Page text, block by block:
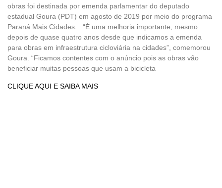
obras foi destinada por emenda parlamentar do deputado
estadual Goura (PDT) em agosto de 2019 por meio do programa
Paraná Mais Cidades. “É uma melhoria importante, mesmo
depois de quase quatro anos desde que indicamos a emenda
para obras em infraestrutura cicloviária na cidades”, comemorou
Goura. “Ficamos contentes com o anúncio pois as obras vão
beneficiar muitas pessoas que usam a bicicleta
CLIQUE AQUI E SAIBA MAIS